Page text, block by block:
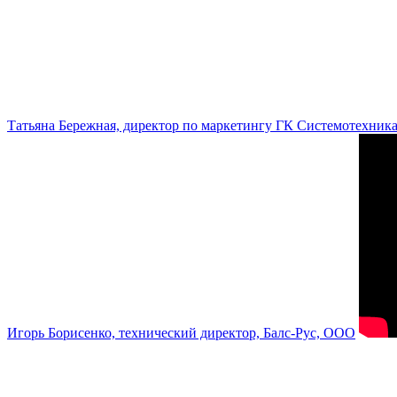
Татьяна Бережная, директор по маркетингу ГК Системотехника
Игорь Борисенко, технический директор, Балс-Рус, ООО